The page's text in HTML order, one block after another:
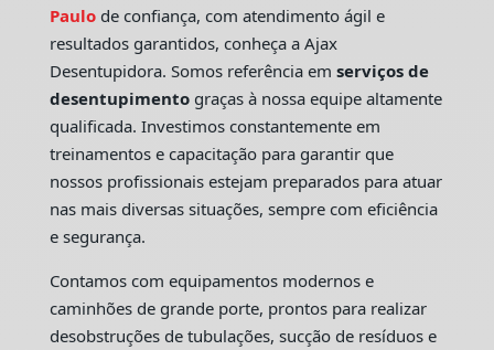
Paulo de confiança, com atendimento ágil e
resultados garantidos, conheça a Ajax
Desentupidora. Somos referência em serviços de
desentupimentograças à nossa equipe altamente
qualificada. Investimos constantemente em
treinamentos e capacitação para garantir que
nossos profissionais estejam preparados para atuar
nas mais diversas situações, sempre com eficiência
e segurança.
Contamos com equipamentos modernos e
caminhões de grande porte, prontos para realizar
desobstruções de tubulações, sucção de resíduos e